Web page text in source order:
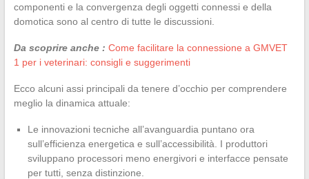
componenti e la convergenza degli oggetti connessi e della
domotica sono al centro di tutte le discussioni.
Da scoprire anche : Come facilitare la connessione a GMVET
1 per i veterinari: consigli e suggerimenti
Ecco alcuni assi principali da tenere d’occhio per comprendere
meglio la dinamica attuale:
Le innovazioni tecniche all’avanguardia puntano ora
sull’efficienza energetica e sull’accessibilità. I produttori
sviluppano processori meno energivori e interfacce pensate
per tutti, senza distinzione.